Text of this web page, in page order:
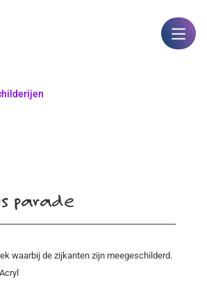
parade
waarbij de zijkanten zijn meegeschilderd.